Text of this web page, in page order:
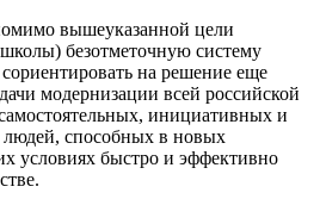
вышеуказанной цели
безотметочную систему
на решение еще
модернизации всей российской
инициативных и
способных в новых
условиях быстро и эффективно